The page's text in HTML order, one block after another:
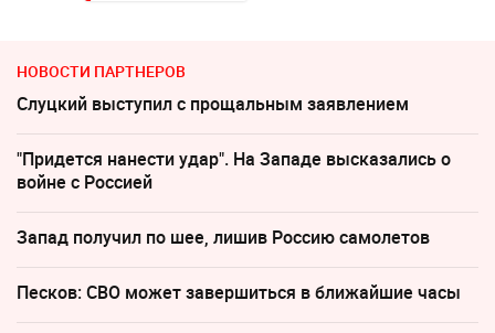
НОВОСТИ ПАРТНЕРОВ
Слуцкий выступил с прощальным заявлением
"Придется нанести удар". На Западе высказались о
войне с Россией
Запад получил по шее, лишив Россию самолетов
Песков: СВО может завершиться в ближайшие часы